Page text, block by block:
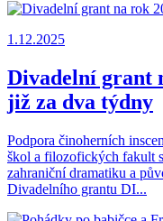
1.12.2025
Divadelní grant
již za dva týdny
Podpora činoherních
škol a filozofických fakult
zahraniční dramatiku a
Divadelního grantu DI...